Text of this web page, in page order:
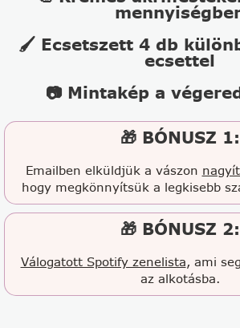
🖌️ Ecsetszett 4 db
ecsettel
📷 Mintakép a
🎁 BÓNUSZ 1:
Emailben elküldjük a vászon
hogy megkönnyítsük a legkisebb
🎁 BÓNUSZ 2:
Válogatott Spotify zenelista, ami
az alkotásba.